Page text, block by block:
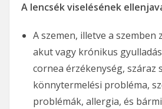
A lencsék viselésének
A szemen, illetve a szemben
akut vagy krónikus
cornea érzékenység, száraz
könnytermelési probléma,
problémák, allergia, és